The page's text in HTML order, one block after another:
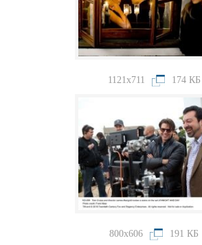
1121x711 174 КБ
800x606 191 КБ